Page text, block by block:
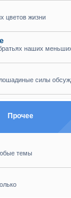
цветов жизни
наших
силы
Прочее
темы